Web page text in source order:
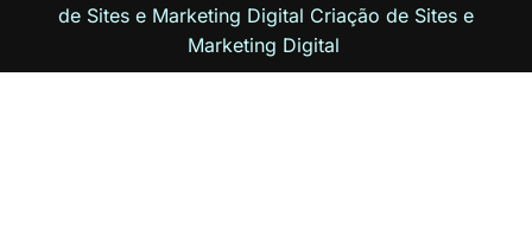
de Sites e Marketing Digital Criação de Sites e
Marketing Digital